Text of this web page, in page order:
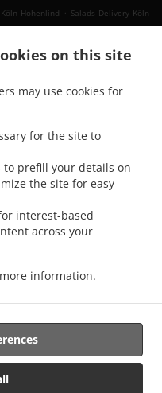
on this site
may use cookies for
for the site to
to prefill your details on
the site for easy
interest-based
across your
information.
Hohenlind . Salads Delivery Köln
Eifeltor .
Salads Delivery Köln
Delivery Köln Alt-Hahnwald .
GE Rodenkirchen
Salads Delivery Köln Flußviertel
Künstler-Viertel . Salads Delivery
. Salads Delivery Köln Porz
Innenstadt
Salads Delivery
. Salads Delivery Hürth Lindenthal
Hürth Rodenkirchen
Hürth Hermülheim
Salads Delivery